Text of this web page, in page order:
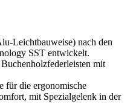
Leichtbauweise) nach den
SST entwickelt.
mit
für die ergonomische
mit Spezialgelenk in der